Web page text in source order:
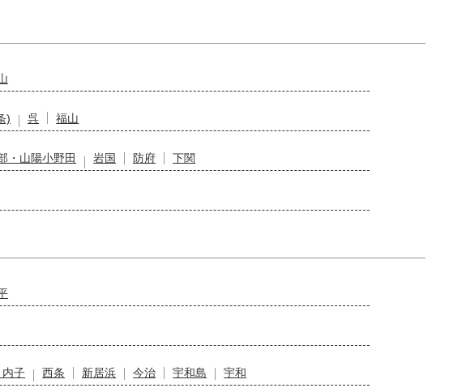
) 呉
福山
・山陽小野田 岩国 防府
下関
内子 西条 新居浜 今治 宇和島
宇和